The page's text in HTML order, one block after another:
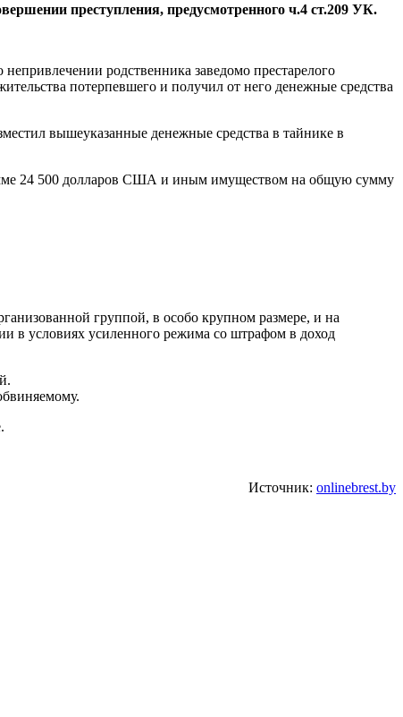
преступления, предусмотренного ч.4 ст.209 УК.
родственника заведомо престарелого
потерпевшего и получил от него денежные средства
вышеуказанные денежные средства в тайнике в
24 500 долларов США и иным имуществом на общую сумму
группой, в особо крупном размере, и на
в условиях усиленного режима со штрафом в доход
Источник: onlinebrest.by